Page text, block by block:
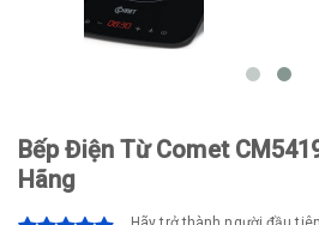
Bếp Điện Từ Comet
Hãng